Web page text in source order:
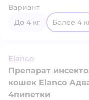
Вариант
до 4 кг
более 4
Elanco
Препарат
кошек Elanco
4пипетки